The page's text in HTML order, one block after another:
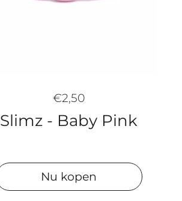
€2,50
Slimz - Baby Pink
Nu kopen